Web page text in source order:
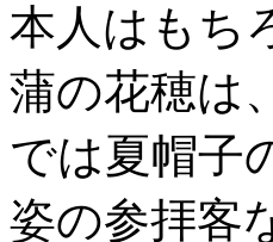
本人はもち
蒲の花穂は
では夏帽子
姿の参拝客